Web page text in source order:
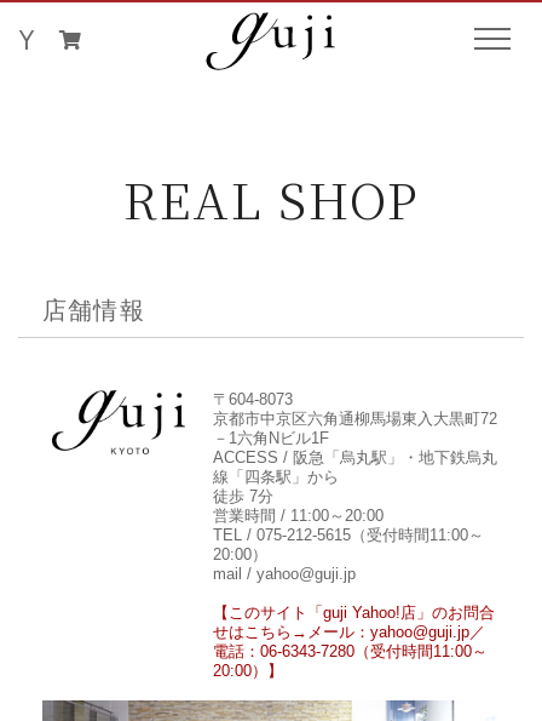
REAL SHOP
店舗情報
〒604-8073
京都市中京区六角通柳馬場東入大黒町72
－1六角Nビル1F
ACCESS / 阪急「烏丸駅」・地下鉄烏丸
線「四条駅」から
徒歩 7分
営業時間 / 11:00～20:00
TEL / 075-212-5615（受付時間11:00～
20:00）
mail / yahoo@guji.jp
【このサイト「guji Yahoo!店」のお問合
せはこちら→メール：yahoo@guji.jp／
電話：06-6343-7280（受付時間11:00～
20:00）】